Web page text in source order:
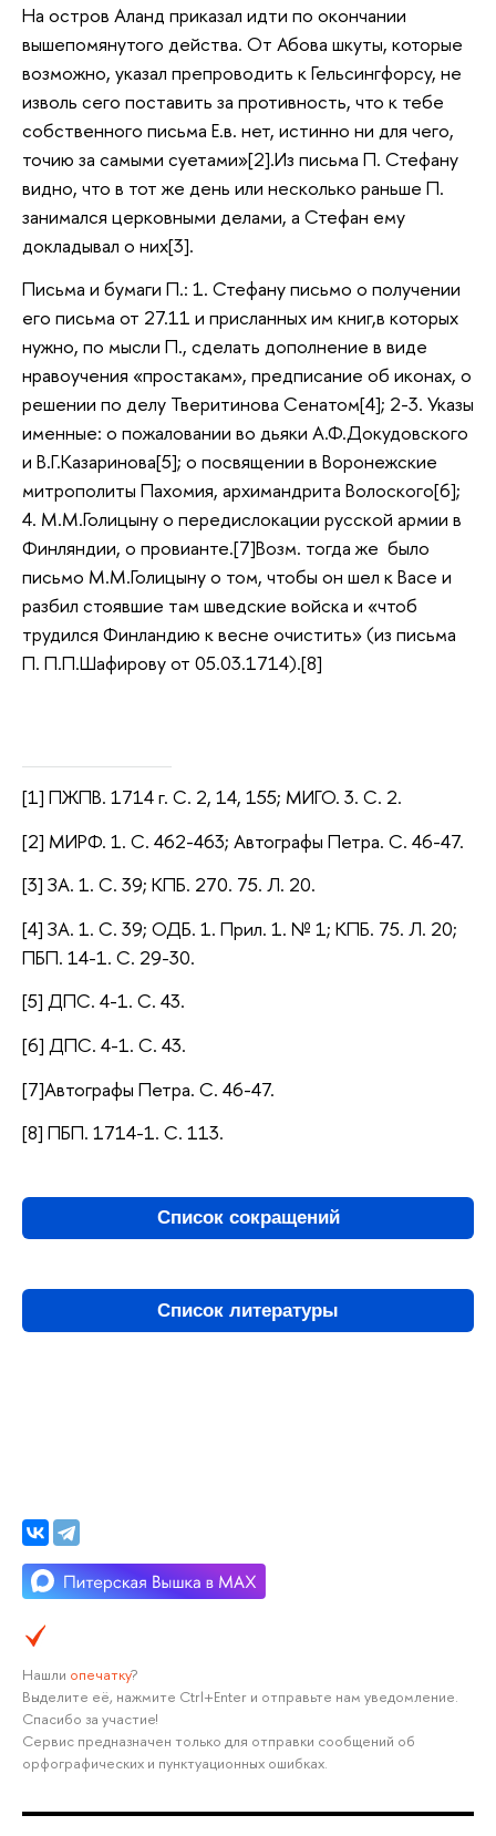
На остров Аланд приказал идти по окончании
вышепомянутого действа. От Абова шкуты, которые
возможно, указал препроводить к Гельсингфорсу, не
изволь сего поставить за противность, что к тебе
собственного письма Е.в. нет, истинно ни для чего,
точию за самыми суетами»[2].Из письма П. Стефану
видно, что в тот же день или несколько раньше П.
занимался церковными делами, а Стефан ему
докладывал о них[3].
Письма и бумаги П.: 1. Стефану письмо о получении
его письма от 27.11 и присланных им книг,в которых
нужно, по мысли П., сделать дополнение в виде
нравоучения «простакам», предписание об иконах, о
решении по делу Тверитинова Сенатом[4]; 2-3. Указы
именные: о пожаловании во дьяки А.Ф.Докудовского
и В.Г.Казаринова[5]; о посвящении в Воронежские
митрополиты Пахомия, архимандрита Волоского[6];
4. М.М.Голицыну о передислокации русской армии в
Финляндии, о провианте.[7]Возм. тогда же было
письмо М.М.Голицыну о том, чтобы он шел к Васе и
разбил стоявшие там шведские войска и «чтоб
трудился Финландию к весне очистить» (из письма
П. П.П.Шафирову от 05.03.1714).[8]
[1] ПЖПВ. 1714 г. С. 2, 14, 155; МИГО. 3. С. 2.
[2] МИРФ. 1. С. 462-463; Автографы Петра. С. 46-47.
[3] ЗА. 1. С. 39; КПБ. 270. 75. Л. 20.
[4] ЗА. 1. С. 39; ОДБ. 1. Прил. 1. № 1; КПБ. 75. Л. 20;
ПБП. 14-1. С. 29-30.
[5] ДПС. 4-1. С. 43.
[6] ДПС. 4-1. С. 43.
[7]Автографы Петра. С. 46-47.
[8] ПБП. 1714-1. С. 113.
Список сокращений
Список литературы
Нашли опечатку?
Выделите её, нажмите Ctrl+Enter и отправьте нам уведомление.
Спасибо за участие!
Сервис предназначен только для отправки сообщений об
орфографических и пунктуационных ошибках.